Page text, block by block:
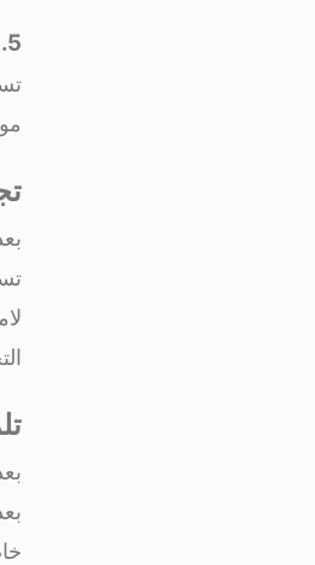
5. التنظيف البيئي بالمحاليل الطبيعية